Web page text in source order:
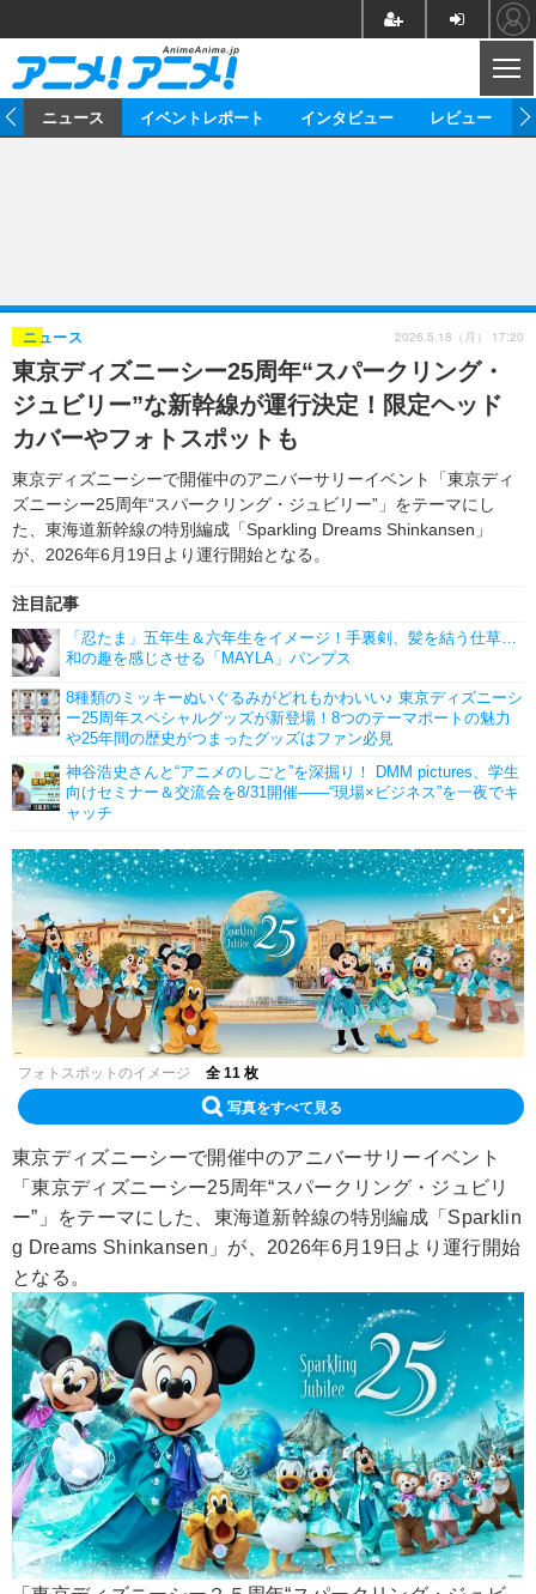
ゲーム グッズ
イベント 海外
海外イベント ビジネス
俳優・タレント アーティスト
ビジネス
アニメ 実写
イベント
ゲーム 座談会
動画
アニメ！アニメ！TV ABEMA Cafe
連載・コラム
ニュース イベントレポート インタビュー レビュー
東京ディズニーシー25周年“スパークリング・
ジュビリー”な新幹線が運行決定！限定ヘッド
カバーやフォトスポットも
東京ディズニーシーで開催中のアニバーサリーイベント「東京ディ
ズニーシー25周年“スパークリング・ジュビリー”」をテーマにし
た、東海道新幹線の特別編成「Sparkling Dreams Shinkansen」
が、2026年6月19日より運行開始となる。
ニュース
注目記事
「忍たま」五年生＆六年生をイメージ！手裏剣、髪を結う仕草…
和の趣を感じさせる「MAYLA」パンプス
8種類のミッキーぬいぐるみがどれもかわいい♪ 東京ディズニーシ
ー25周年スペシャルグッズが新登場！8つのテーマポートの魅力
や25年間の歴史がつまったグッズはファン必見
神谷浩史さんと“アニメのしごと”を深掘り！ DMM pictures、学生
向けセミナー＆交流会を8/31開催――“現場×ビジネス”を一夜でキ
ャッチ
2026.5.18（月） 17:20
フォトスポットのイメージ 全 11 枚
写真をすべて見る
東京ディズニーシーで開催中のアニバーサリーイベント
「東京ディズニーシー25周年“スパークリング・ジュビリ
ー”」をテーマにした、東海道新幹線の特別編成「Sparklin
g Dreams Shinkansen」が、2026年6月19日より運行開始
となる。